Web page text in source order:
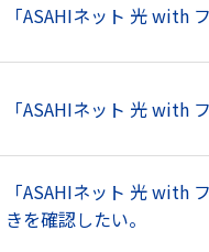
「ASAHIネット 光 with
「ASAHIネット 光 with
「ASAHIネット 光 with
きを確認したい。